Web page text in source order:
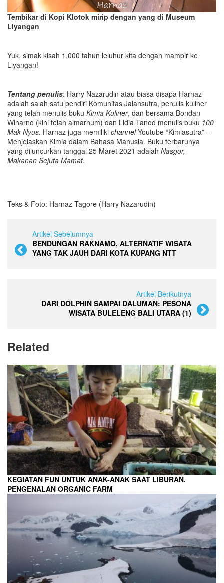
Tembikar di Kopi Klotok mirip dengan yang di Museum
Liyangan
Yuk, simak kisah 1.000 tahun leluhur kita dengan mampir ke
Liyangan!
Tentang penulis: Harry Nazarudin atau biasa disapa Harnaz
adalah salah satu pendiri Komunitas Jalansutra, penulis kuliner
yang telah menulis buku Kimia Kuliner, dan bersama Bondan
Winarno (kini telah almarhum) dan Lidia Tanod menulis buku 100
Mak Nyus. Harnaz juga memiliki channelYoutube “Kimiasutra” –
Menjelaskan Kimia dalam Bahasa Manusia. Buku terbarunya
yang diluncurkan tanggal 25 Maret 2021 adalah Nasgor,
Makanan Sejuta Mamat.
Teks & Foto: Harnaz Tagore (Harry Nazarudin)
Artikel Sebelumnya
BENDUNGAN RAKNAMO, ALTERNATIF WISATA
YANG TAK JAUH DARI KOTA KUPANG NTT
Artikel Berikutnya
DARI DOLPHIN SAMPAI DALUMAN: PESONA
WISATA BULELENG BALI UTARA (1)
Related
KEGIATAN FUN UNTUK ANAK-ANAK SAAT LIBURAN.
PENGENALAN ORGANIC FARM